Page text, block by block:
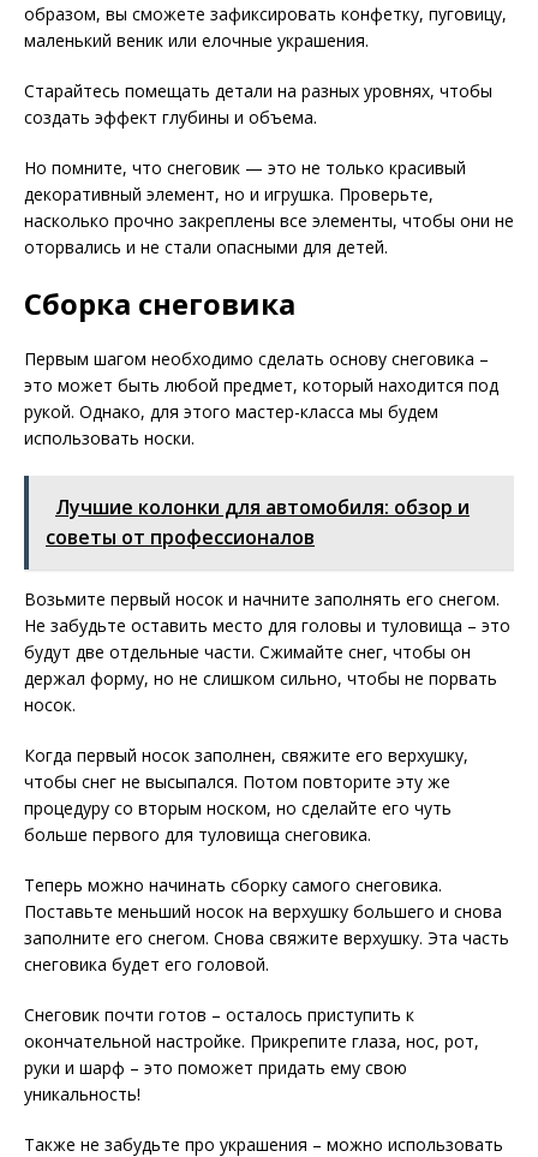
образом, вы сможете зафиксировать конфетку, пуговицу,
маленький веник или елочные украшения.
Старайтесь помещать детали на разных уровнях, чтобы
создать эффект глубины и объема.
Но помните, что снеговик — это не только красивый
декоративный элемент, но и игрушка. Проверьте,
насколько прочно закреплены все элементы, чтобы они не
оторвались и не стали опасными для детей.
Сборка снеговика
Первым шагом необходимо сделать основу снеговика –
это может быть любой предмет, который находится под
рукой. Однако, для этого мастер-класса мы будем
использовать носки.
Лучшие колонки для автомобиля: обзор и
советы от профессионалов
Возьмите первый носок и начните заполнять его снегом.
Не забудьте оставить место для головы и туловища – это
будут две отдельные части. Сжимайте снег, чтобы он
держал форму, но не слишком сильно, чтобы не порвать
носок.
Когда первый носок заполнен, свяжите его верхушку,
чтобы снег не высыпался. Потом повторите эту же
процедуру со вторым носком, но сделайте его чуть
больше первого для туловища снеговика.
Теперь можно начинать сборку самого снеговика.
Поставьте меньший носок на верхушку большего и снова
заполните его снегом. Снова свяжите верхушку. Эта часть
снеговика будет его головой.
Снеговик почти готов – осталось приступить к
окончательной настройке. Прикрепите глаза, нос, рот,
руки и шарф – это поможет придать ему свою
уникальность!
Также не забудьте про украшения – можно использовать